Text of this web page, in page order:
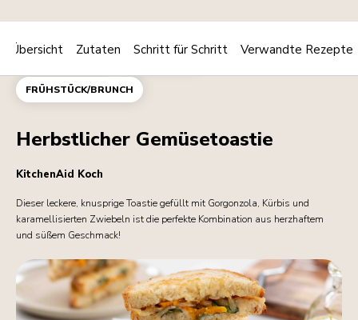
HAUPTGERICHT VEGETARISCH
FRÜHSTÜCK/BRUNCH
Print
Share
Herbstlicher Gemüsetoastie
KitchenAid Koch
Dieser leckere, knusprige Toastie gefüllt mit Gorgonzola, Kürbis und
karamellisierten Zwiebeln ist die perfekte Kombination aus herzhaftem
und süßem Geschmack!
Übersicht Zutaten Schritt für Schritt Verwandte Rezepte